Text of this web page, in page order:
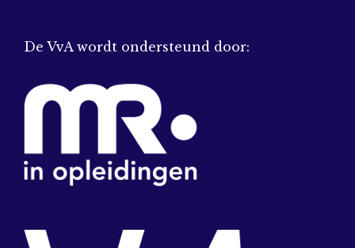
De VvA wordt ondersteund door: